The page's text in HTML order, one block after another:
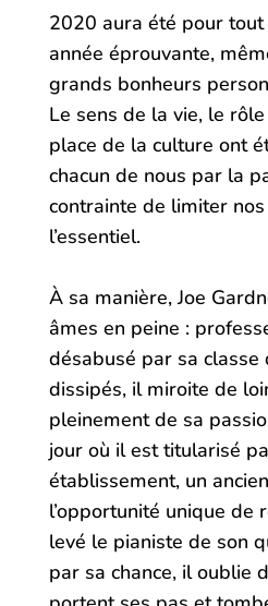
2020 aura été pour
année éprouvante,
grands bonheurs
Le sens de la vie, le
place de la culture ont
chacun de nous par la
contrainte de limiter
l’essentiel.
À sa manière, Joe
âmes en peine :
désabusé par sa classe
dissipés, il miroite de
pleinement de sa
jour où il est titularisé
établissement, un
l’opportunité unique de
levé le pianiste de son
par sa chance, il oublie